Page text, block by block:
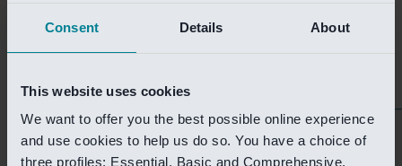
Consent Details About
This website uses cookies
We want to offer you the best possible online experience
and use cookies to help us do so. You have a choice of
three profiles: Essential, Basic and Comprehensive.
Investment Banking
Van Lanschot Kempen Research
Helaas is deze pagina